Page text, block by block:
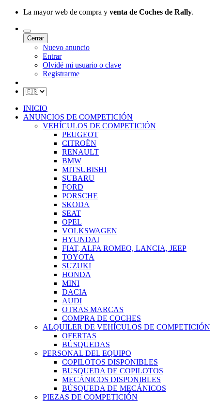
La mayor web de compra y venta de Coches de Rally.
Cerrar
Nuevo anuncio
Entrar
Olvidé mi usuario o clave
Registrarme
INICIO
ANUNCIOS DE COMPETICIÓN
VEHÍCULOS DE COMPETICIÓN
PEUGEOT
CITROËN
RENAULT
BMW
MITSUBISHI
SUBARU
FORD
PORSCHE
SKODA
SEAT
OPEL
VOLKSWAGEN
HYUNDAI
FIAT, ALFA ROMEO, LANCIA, JEEP
TOYOTA
SUZUKI
HONDA
MINI
DACIA
AUDI
OTRAS MARCAS
COMPRA DE COCHES
ALQUILER DE VEHÍCULOS DE COMPETICIÓN
OFERTAS
BÚSQUEDAS
PERSONAL DEL EQUIPO
COPILOTOS DISPONIBLES
BUSQUEDA DE COPILOTOS
MECÁNICOS DISPONIBLES
BÚSQUEDA DE MECÁNICOS
PIEZAS DE COMPETICIÓN